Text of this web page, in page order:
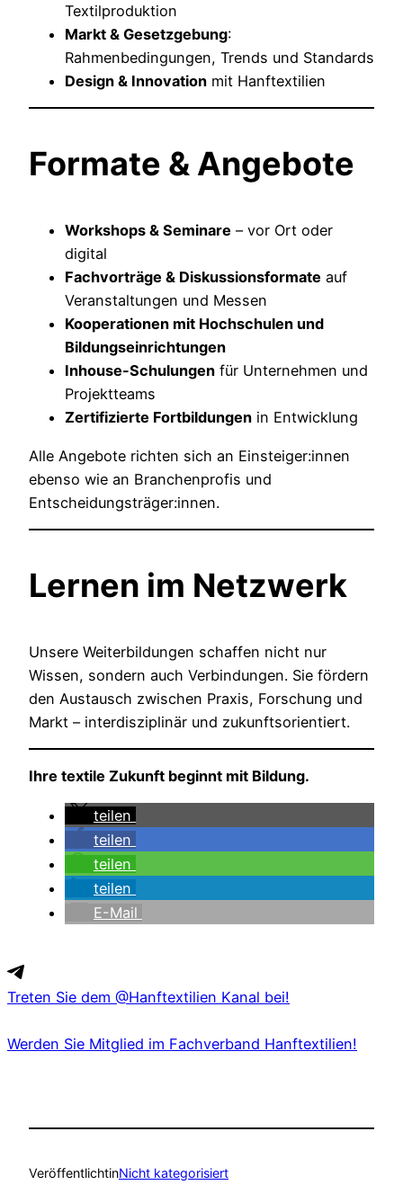
Textilproduktion
Markt & Gesetzgebung:
Rahmenbedingungen, Trends und Standards
Design & Innovation mit Hanftextilien
Formate & Angebote
Workshops & Seminare – vor Ort oder
digital
Fachvorträge & Diskussionsformate auf
Veranstaltungen und Messen
Kooperationen mit Hochschulen und
Bildungseinrichtungen
Inhouse-Schulungen für Unternehmen und
Projektteams
Zertifizierte Fortbildungen in Entwicklung
Alle Angebote richten sich an Einsteiger:innen
ebenso wie an Branchenprofis und
Entscheidungsträger:innen.
Lernen im Netzwerk
Unsere Weiterbildungen schaffen nicht nur
Wissen, sondern auch Verbindungen. Sie fördern
den Austausch zwischen Praxis, Forschung und
Markt – interdisziplinär und zukunftsorientiert.
Ihre textile Zukunft beginnt mit Bildung.
teilen
teilen
teilen
teilen
E-Mail
Treten Sie dem @Hanftextilien Kanal bei!
Werden Sie Mitglied im Fachverband Hanftextilien!
VeröffentlichtinNicht kategorisiert